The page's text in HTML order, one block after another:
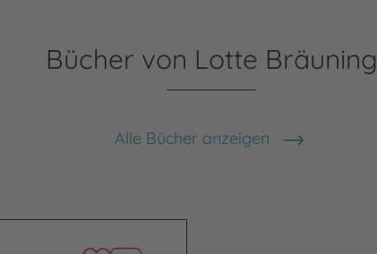
Bücher von Lotte Bräuning
Alle Bücher anzeigen